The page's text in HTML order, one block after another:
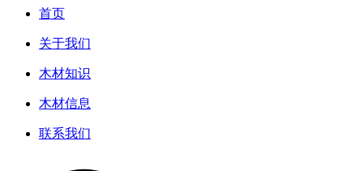
首页
关于我们
木材知识
木材信息
联系我们